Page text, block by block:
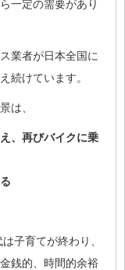
一定の需要があり
業者が日本全国に
続けています。
は、
、再びバイクに乗
子育てが終わり、
銭的、時間的余裕